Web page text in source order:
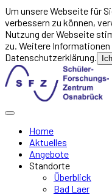
Um unsere Webseite für
verbessern zu können,
Nutzung der Webseite
zu. Weitere
Datenschutzerklärung.
Home
Aktuelles
Angebote
Standorte
Überblick
Bad Laer